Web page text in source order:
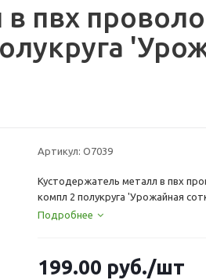
пвх
Артикул: О7039
Кустодержатель металл в пвх
компл 2 полукруга 'Урожайная
Подробнее
199.00 руб./шт